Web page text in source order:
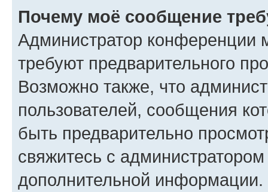
Почему моё сообщение
Администратор конференции
требуют предварительного
Возможно также, что
пользователей, сообщения
быть предварительно
свяжитесь с
дополнительной информации.